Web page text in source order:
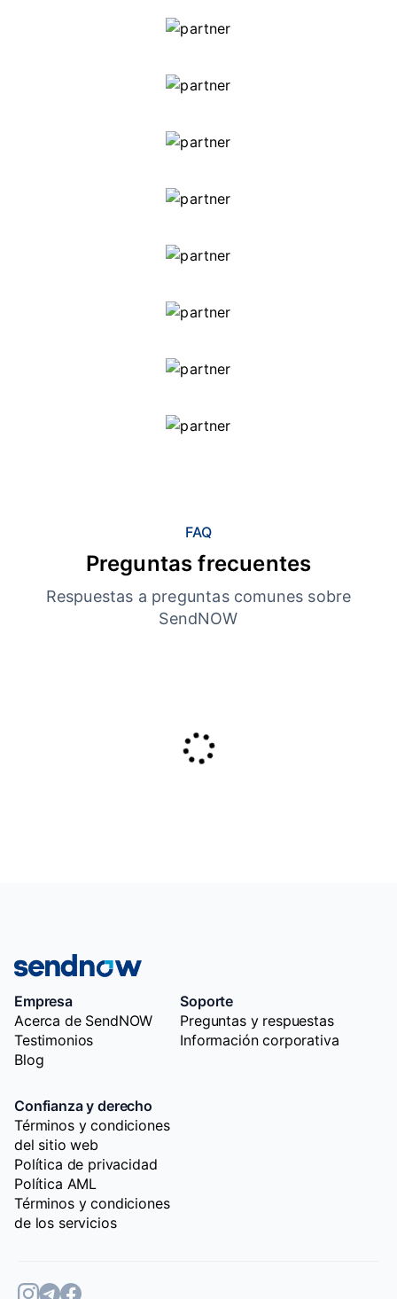
FAQ
Preguntas frecuentes
Respuestas a preguntas comunes sobre
SendNOW
Empresa
Acerca de SendNOW
Testimonios
Blog
Soporte
Preguntas y respuestas
Información corporativa
Confianza y derecho
Términos y condiciones
del sitio web
Política de privacidad
Política AML
Términos y condiciones
de los servicios